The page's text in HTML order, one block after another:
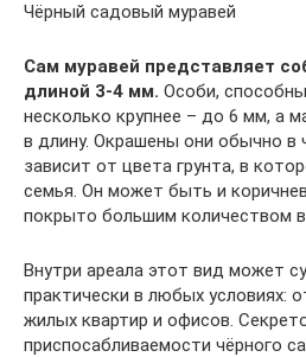
Чёрный садовый муравей
Сам муравей представляет
длиной 3-4 мм. Особи,
несколько крупнее – до 6 мм, а
в длину. Окрашены они обычно в
зависит от цвета грунта, в
семья. Он может быть и
покрыто большим количеством
Внутри ареала этот вид может
практически в любых условиях:
жилых квартир и офисов.
приспосабливаемости чёрного